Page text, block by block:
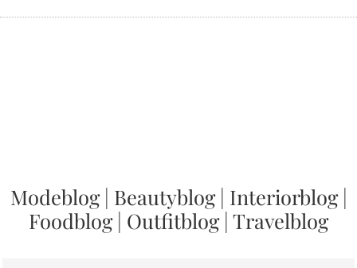
Modeblog| Beautyblog| Interiorblog|
Foodblog| Outfitblog| Travelblog